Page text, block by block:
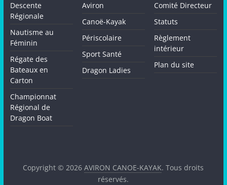
Descente
Régionale
Nautisme au
Féminin
Régate des
Bateaux en
Carton
Championnat
Régional de
Dragon Boat
Aviron
Canoë-Kayak
Périscolaire
Sport Santé
Dragon Ladies
Comité Directeur
Statuts
Règlement
intérieur
Plan du site
Copyright © 2026AVIRON CANOE-KAYAK. Tous droits
réservés.